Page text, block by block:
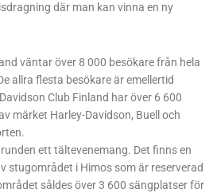
där man kan vinna en ny
väntar över 8 000 besökare från hela
allra flesta besökare är emellertid
Club Finland har över 6 600
märket Harley-Davidson, Buell och
ett tältevenemang. Det finns en
stugområdet i Himos som är reserverad
såldes över 3 600 sängplatser för